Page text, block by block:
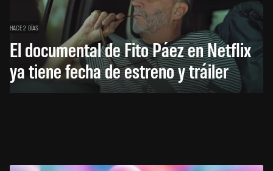
HACE 2 DÍAS
El documental de Fito Páez en Netflix
ya tiene fecha de estreno y tráiler